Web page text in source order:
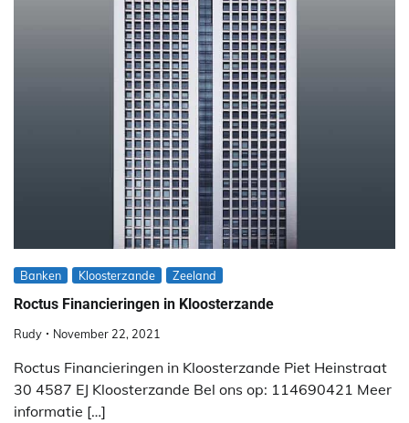
Banken Kloosterzande Zeeland
Roctus Financieringen in Kloosterzande
Rudy November 22, 2021
Roctus Financieringen in Kloosterzande Piet Heinstraat
30 4587 EJ Kloosterzande Bel ons op: 114690421 Meer
informatie […]